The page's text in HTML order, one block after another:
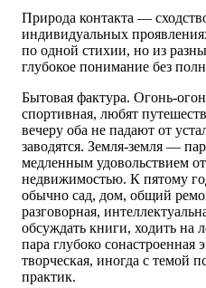
Природа контакта —
индивидуальных
по одной стихии, но из
глубокое понимание без
Бытовая фактура. Огонь-
спортивная, любят
вечеру оба не падают от
заводятся. Земля-земля —
медленным удовольствием
недвижимостью. К пятому
обычно сад, дом, общий
разговорная,
обсуждать книги, ходить
пара глубоко сонастроенная
творческая, иногда с темой
практик.